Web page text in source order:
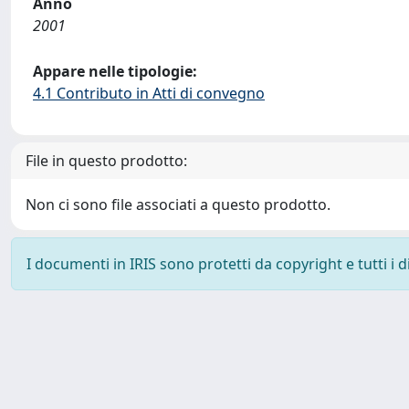
2001
Appare nelle tipologie:
4.1 Contributo in Atti di convegno
File in questo prodotto:
Non ci sono file associati a questo prodotto.
I documenti in IRIS sono protetti da copyright e tutti i